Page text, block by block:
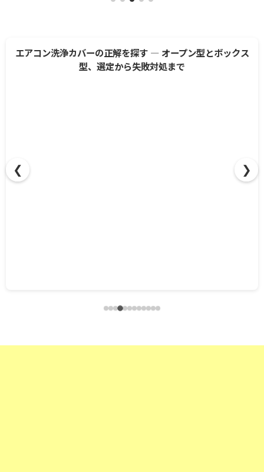
エアコン洗浄カバーの正解を探す ― オープン型とボックス
型、選定から失敗対処まで
❮ ❯